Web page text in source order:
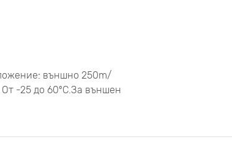
външно 250m/
-25 до 60ºC.За външен